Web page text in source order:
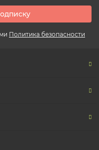
Политика безопасности